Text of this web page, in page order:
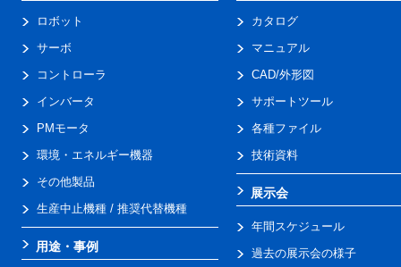
ロボット
サーボ
コントローラ
インバータ
PMモータ
環境・エネルギー機器
その他製品
生産中止機種 / 推奨代替機種
用途・事例
カタログ
マニュアル
CAD/外形図
サポートツール
各種ファイル
技術資料
展示会
年間スケジュール
過去の展示会の様子